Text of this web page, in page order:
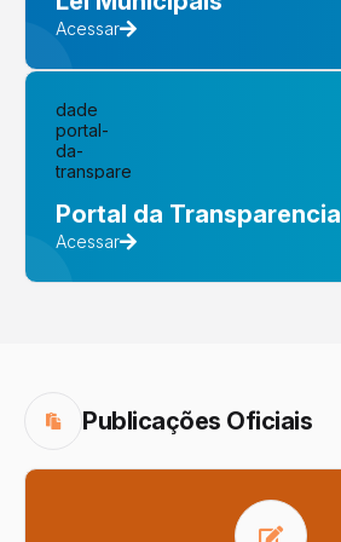
Acessar
Portal da Transparencia
Acessar
Publicações Oficiais